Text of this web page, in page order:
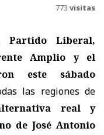
773 visitas
Partido Liberal,
Amplio y el
este sábado
las regiones de
real y
de José Antonio